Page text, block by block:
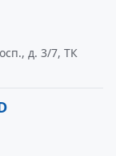
д. 3/7, ТК